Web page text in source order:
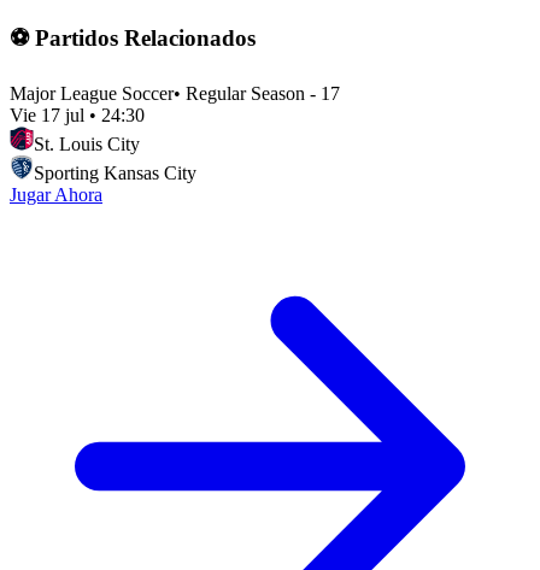
⚽ Partidos Relacionados
Major League Soccer• Regular Season - 17
Vie 17 jul • 24:30
St. Louis City
Sporting Kansas City
Jugar Ahora